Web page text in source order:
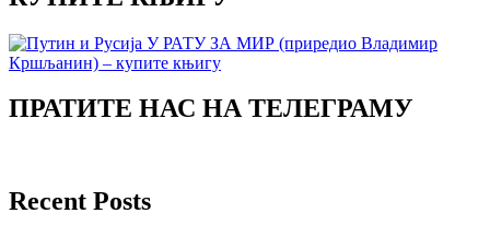
ПРАТИТЕ НАС НА ТЕЛЕГРАМУ
Recent Posts